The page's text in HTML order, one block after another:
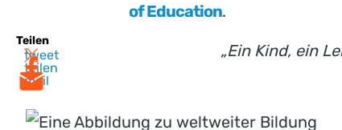
Teilen
tweet
teilen
mail
of Education.
„Ein Kind, ein